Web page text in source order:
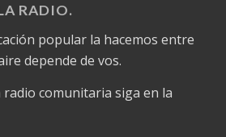
RADIO.
popular la hacemos entre
depende de vos.
radio comunitaria siga en la